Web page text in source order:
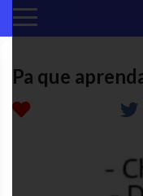
Pa que